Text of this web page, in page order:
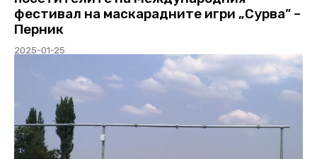
фестивал на маскарадните игри „Сурва” –
Перник
2025-01-25